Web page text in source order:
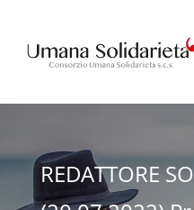
REDATTORE